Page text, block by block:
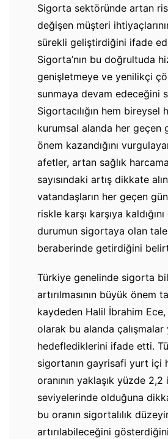
Sigorta sektöründe artan
değişen müşteri
sürekli geliştirdiğini ifade
Sigorta’nın bu doğrultuda
genişletmeye ve yenilikçi
sunmaya devam edeceğini
Sigortacılığın hem bireysel
kurumsal alanda her geçen
önem kazandığını
afetler, artan sağlık
sayısındaki artış dikkate
vatandaşların her geçen
riskle karşı karşıya
durumun sigortaya olan
beraberinde getirdiğini
Türkiye genelinde sigorta
artırılmasının büyük önem
kaydeden Halil İbrahim
olarak bu alanda çalışmalar
hedeflediklerini ifade etti.
sigortanın gayrisafi yurt içi
oranının yaklaşık yüzde 2,2
seviyelerinde olduğuna
bu oranın sigortalılık
artırılabileceğini